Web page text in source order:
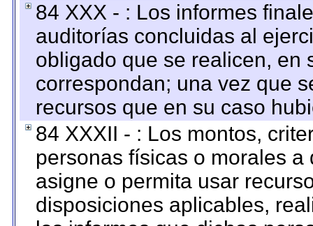
84 XXX - : Los informes
auditorías concluidas al
obligado que se realicen, en
correspondan; una vez que
recursos que en su caso
84 XXXII - : Los montos,
personas físicas o morales
asigne o permita usar
disposiciones aplicables,